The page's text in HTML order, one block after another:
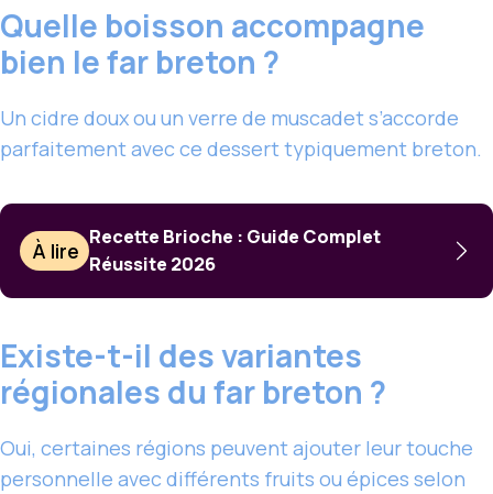
Quelle boisson accompagne
bien le far breton ?
Un cidre doux ou un verre de muscadet s’accorde
parfaitement avec ce dessert typiquement breton.
À lire
Recette Brioche : Guide Complet
Réussite 2026
Existe-t-il des variantes
régionales du far breton ?
Oui, certaines régions peuvent ajouter leur touche
personnelle avec différents fruits ou épices selon